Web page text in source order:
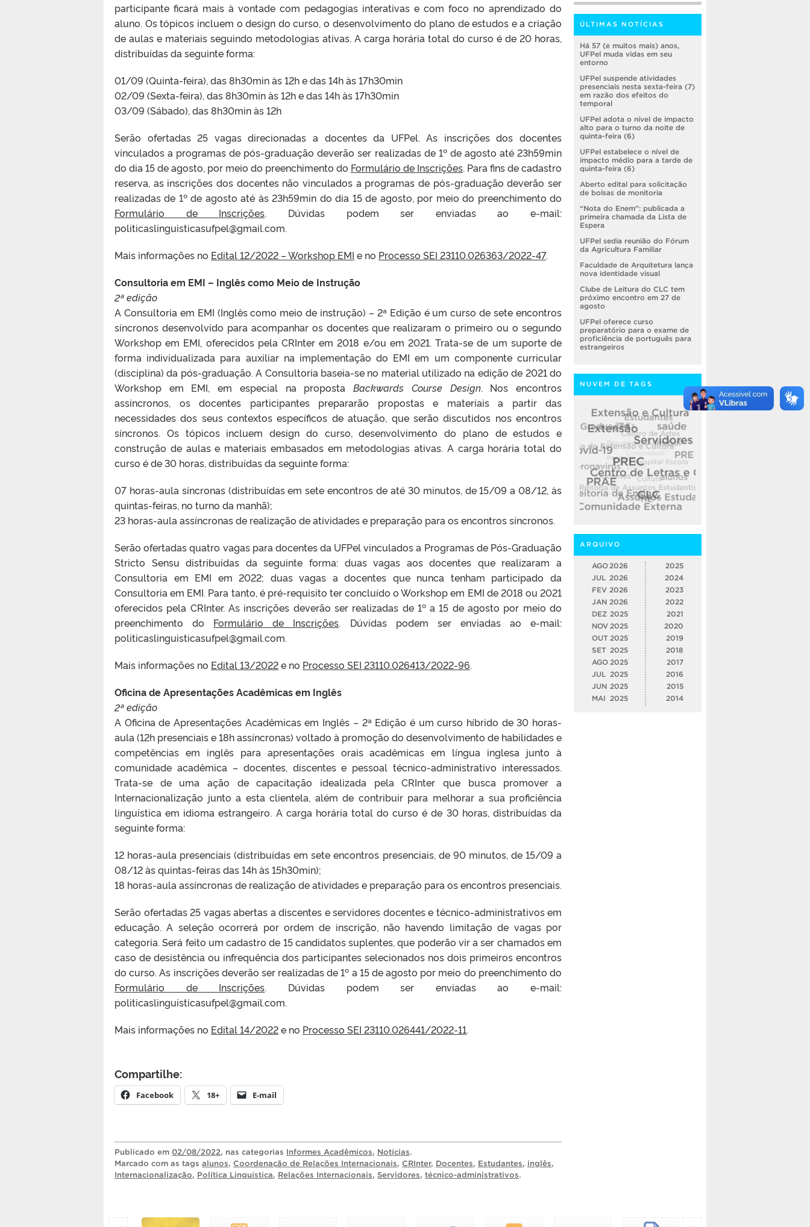
participante ficará mais à vontade com pedagogias interativas e com foco no aprendizado do
aluno. Os tópicos incluem o design do curso, o desenvolvimento do plano de estudos e a criação
de aulas e materiais seguindo metodologias ativas. A carga horária total do curso é de 20 horas,
distribuídas da seguinte forma:
01/09 (Quinta-feira), das 8h30min às 12h e das 14h às 17h30min
02/09 (Sexta-feira), das 8h30min às 12h e das 14h às 17h30min
03/09 (Sábado), das 8h30min às 12h
Serão ofertadas 25 vagas direcionadas a docentes da UFPel. As inscrições dos docentes
vinculados a programas de pós-graduação deverão ser realizadas de 1º de agosto até 23h59min
do dia 15 de agosto, por meio do preenchimento do Formulário de Inscrições. Para fins de cadastro
reserva, as inscrições dos docentes não vinculados a programas de pós-graduação deverão ser
realizadas de 1º de agosto até às 23h59min do dia 15 de agosto, por meio do preenchimento do
Formulário de Inscrições. Dúvidas podem ser enviadas ao e-mail:
politicaslinguisticasufpel@gmail.com.
Mais informações no Edital 12/2022 – Workshop EMI e no Processo SEI 23110.026363/2022-47.
Consultoria em EMI – Inglês como Meio de Instrução
2ª edição
A Consultoria em EMI (Inglês como meio de instrução) – 2ª Edição é um curso de sete encontros
síncronos desenvolvido para acompanhar os docentes que realizaram o primeiro ou o segundo
Workshop em EMI, oferecidos pela CRInter em 2018 e/ou em 2021. Trata-se de um suporte de
forma individualizada para auxiliar na implementação do EMI em um componente curricular
(disciplina) da pós-graduação. A Consultoria baseia-se no material utilizado na edição de 2021 do
Workshop em EMI, em especial na propostaBackwards Course Design. Nos encontros
assíncronos, os docentes participantes prepararão propostas e materiais a partir das
necessidades dos seus contextos específicos de atuação, que serão discutidos nos encontros
síncronos. Os tópicos incluem design do curso, desenvolvimento do plano de estudos e
construção de aulas e materiais embasados em metodologias ativas. A carga horária total do
curso é de 30 horas, distribuídas da seguinte forma:
07 horas-aula síncronas (distribuídas em sete encontros de até 30 minutos, de 15/09 a 08/12, às
quintas-feiras, no turno da manhã);
23 horas-aula assíncronas de realização de atividades e preparação para os encontros síncronos.
Serão ofertadas quatro vagas para docentes da UFPel vinculados a Programas de Pós-Graduação
Stricto Sensu distribuídas da seguinte forma: duas vagas aos docentes que realizaram a
Consultoria em EMI em 2022; duas vagas a docentes que nunca tenham participado da
Consultoria em EMI. Para tanto, é pré-requisito ter concluído o Workshop em EMI de 2018 ou 2021
oferecidos pela CRInter. As inscrições deverão ser realizadas de 1º a 15 de agosto por meio do
preenchimento do Formulário de Inscrições. Dúvidas podem ser enviadas ao e-mail:
politicaslinguisticasufpel@gmail.com.
Mais informações no Edital 13/2022e no Processo SEI 23110.026413/2022-96.
Oficina de Apresentações Acadêmicas em Inglês
2ª edição
A Oficina de Apresentações Acadêmicas em Inglês – 2ª Edição é um curso híbrido de 30 horas-
aula (12h presenciais e 18h assíncronas) voltado à promoção do desenvolvimento de habilidades e
competências em inglês para apresentações orais acadêmicas em língua inglesa junto à
comunidade acadêmica – docentes, discentes e pessoal técnico-administrativo interessados.
Trata-se de uma ação de capacitação idealizada pela CRInter que busca promover a
Internacionalização junto a esta clientela, além de contribuir para melhorar a sua proficiência
linguística em idioma estrangeiro. A carga horária total do curso é de 30 horas, distribuídas da
seguinte forma:
12 horas-aula presenciais (distribuídas em sete encontros presenciais, de 90 minutos, de 15/09 a
08/12 às quintas-feiras das 14h às 15h30min);
18 horas-aula assíncronas de realização de atividades e preparação para os encontros presenciais.
Serão ofertadas 25 vagas abertas a discentes e servidores docentes e técnico-administrativos em
educação. A seleção ocorrerá por ordem de inscrição, não havendo limitação de vagas por
categoria. Será feito um cadastro de 15 candidatos suplentes, que poderão vir a ser chamados em
caso de desistência ou infrequência dos participantes selecionados nos dois primeiros encontros
do curso. As inscrições deverão ser realizadas de 1º a 15 de agosto por meio do preenchimento do
Formulário de Inscrições. Dúvidas podem ser enviadas ao e-mail:
politicaslinguisticasufpel@gmail.com.
Mais informações no Edital 14/2022e no Processo SEI 23110.026441/2022-11.
Compartilhe:
Facebook 18+ E-mail
Publicado em 02/08/2022, nas categorias Informes Acadêmicos, Notícias.
Marcado com as tags alunos, Coordenação de Relações Internacionais, CRInter, Docentes, Estudantes, inglês,
Internacionalização, Política Linguística, Relações Internacionais, Servidores, técnico-administrativos.
ÚLTIMAS NOTÍCIAS
Há 57 (e muitos mais) anos,
UFPel muda vidas em seu
entorno
UFPel suspende atividades
presenciais nesta sexta-feira (7)
em razão dos efeitos do
temporal
UFPel adota o nível de impacto
alto para o turno da noite de
quinta-feira (6)
UFPel estabelece o nível de
impacto médio para a tarde de
quinta-feira (6)
Aberto edital para solicitação
de bolsas de monitoria
“Nota do Enem”: publicada a
primeira chamada da Lista de
Espera
UFPel sedia reunião do Fórum
da Agricultura Familiar
Faculdade de Arquitetura lança
nova identidade visual
Clube de Leitura do CLC tem
próximo encontro em 27 de
agosto
UFPel oferece curso
preparatório para o exame de
proficiência de português para
estrangeiros
NUVEM DE TAGS
ARQUIVO
AGO 2026
JUL 2026
FEV 2026
JAN 2026
DEZ 2025
NOV 2025
OUT 2025
SET 2025
AGO 2025
JUL
2025
JUN 2025
MAI
2025
2025
2024
2023
2022
2021
2020
2019
2018
2017
2016
2015
2014